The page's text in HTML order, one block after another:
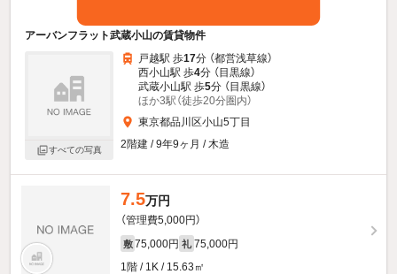
アーバンフラット武蔵小山の賃貸物件
すべての写真
戸越駅 歩17分 （都営浅草線）
西小山駅 歩4分 （目黒線）
武蔵小山駅 歩5分 （目黒線）
ほか3駅（徒歩20分圏内）
東京都品川区小山5丁目
2階建 / 9年9ヶ月 / 木造
7.5万円
（管理費5,000円）
敷 75,000円 礼 75,000円
1階 / 1K / 15.63㎡